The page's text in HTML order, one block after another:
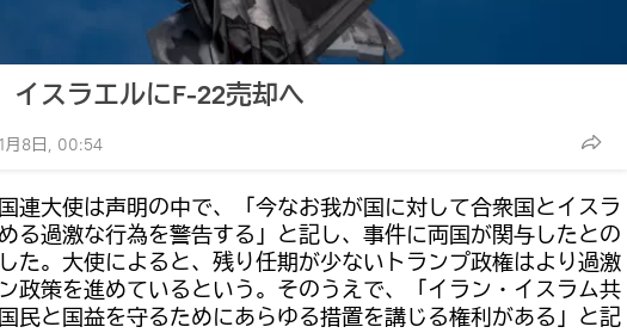
イスラエルにF-22売却へ
月8日, 00:54
連大使は声明の中で、「今なお我が国に対して合衆国とイスラ
る過激な行為を警告する」と記し、事件に両国が関与したとの
た。大使によると、残り任期が少ないトランプ政権はより過激
政策を進めているという。そのうえで、「イラン・イスラム共
民と国益を守るためにあらゆる措置を講じる権利がある」と記